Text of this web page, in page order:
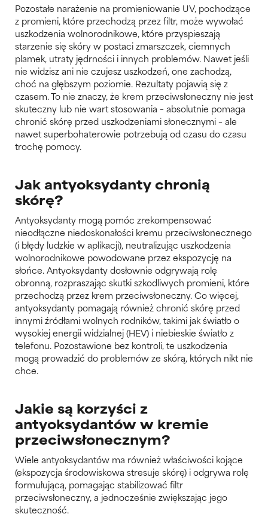
Pozostałe narażenie na promieniowanie UV, pochodzące
z promieni, które przechodzą przez filtr, może wywołać
uszkodzenia wolnorodnikowe, które przyspieszają
starzenie się skóry w postaci zmarszczek, ciemnych
plamek, utraty jędrności i innych problemów. Nawet jeśli
nie widzisz ani nie czujesz uszkodzeń, one zachodzą,
choć na głębszym poziomie. Rezultaty pojawią się z
czasem. To nie znaczy, że krem przeciwsłoneczny nie jest
skuteczny lub nie wart stosowania – absolutnie pomaga
chronić skórę przed uszkodzeniami słonecznymi – ale
nawet superbohaterowie potrzebują od czasu do czasu
trochę pomocy.
Jak antyoksydanty chronią
skórę?
Antyoksydanty mogą pomóc zrekompensować
nieodłączne niedoskonałości kremu przeciwsłonecznego
(i błędy ludzkie w aplikacji), neutralizując uszkodzenia
wolnorodnikowe powodowane przez ekspozycję na
słońce. Antyoksydanty dosłownie odgrywają rolę
obronną, rozpraszając skutki szkodliwych promieni, które
przechodzą przez krem przeciwsłoneczny. Co więcej,
antyoksydanty pomagają również chronić skórę przed
innymi źródłami wolnych rodników, takimi jak światło o
wysokiej energii widzialnej (HEV) i niebieskie światło z
telefonu. Pozostawione bez kontroli, te uszkodzenia
mogą prowadzić do problemów ze skórą, których nikt nie
chce.
Jakie są korzyści z
antyoksydantów w kremie
przeciwsłonecznym?
Wiele antyoksydantów ma również właściwości kojące
(ekspozycja środowiskowa stresuje skórę) i odgrywa rolę
formułującą, pomagając stabilizować filtr
przeciwsłoneczny, a jednocześnie zwiększając jego
skuteczność.